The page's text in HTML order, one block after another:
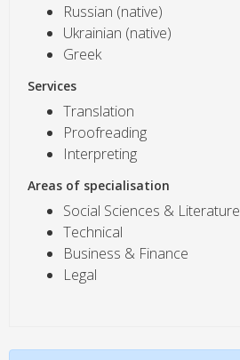
Russian (native)
Ukrainian (native)
Greek
Services
Translation
Proofreading
Interpreting
Areas of specialisation
Social Sciences & Literature
Technical
Business & Finance
Legal